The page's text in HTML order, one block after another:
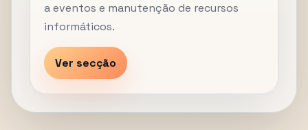
a eventos e manutenção de recursos
informáticos.
Ver secção